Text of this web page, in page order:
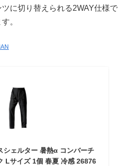
に切り替えられる2WAY仕様で
。
シェルター 暑熱α コンバーチ
Lサイズ 1個 春夏 冷感 26876